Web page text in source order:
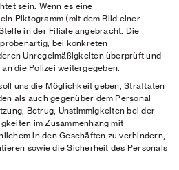
sein. Wenn es eine
Piktogramm (mit dem Bild einer
in der Filiale angebracht. Die
bei konkreten
Unregelmäßigkeiten überprüft und
die Polizei weitergegeben.
uns die Möglichkeit geben, Straftaten
als auch gegenüber dem Personal
Betrug, Unstimmigkeiten bei der
im Zusammenhang mit
in den Geschäften zu verhindern,
sowie die Sicherheit des Personals